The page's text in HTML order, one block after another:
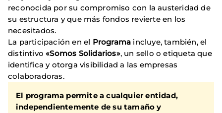
reconocida por su compromiso con la austeridad de
su estructura y que más fondos revierte en los
necesitados.
La participación en el Programa incluye, también, el
distintivo«Somos Solidarios», un sello o etiqueta que
identifica y otorga visibilidad a las empresas
colaboradoras.
El programa permite a cualquier entidad,
independientemente de su tamaño y